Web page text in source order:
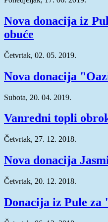
Nova donacija iz
obuće
Četvrtak, 02. 05. 2019.
Nova donacija
Subota, 20. 04. 2019.
Vanredni topli
Četvrtak, 27. 12. 2018.
Nova donacija
Četvrtak, 20. 12. 2018.
Donacija iz Pule